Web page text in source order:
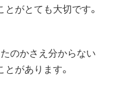
がとても大切です。
たのかさえ分からない
があります。